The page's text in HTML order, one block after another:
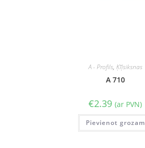
A - Profils, Ķīļsiksnas
A 710
€2.39 (ar PVN)
Pievienot grozam